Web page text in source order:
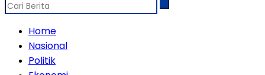
Home
Nasional
Politik